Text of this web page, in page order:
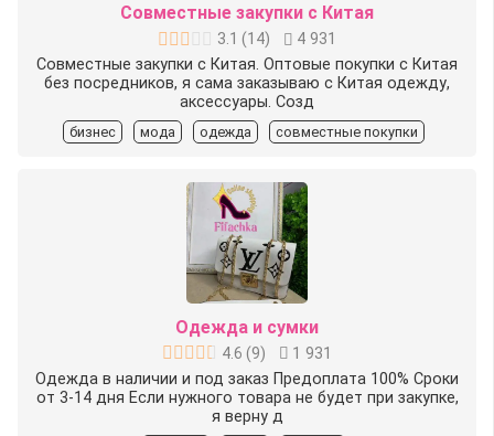
Совместные закупки с Китая
3.1 (14)
4 931
Совместные закупки с Китая. Оптовые покупки с Китая
без посредников, я сама заказываю с Китая одежду,
аксессуары. Созд
бизнес мода одежда совместные покупки
Oдежда и сумки
4.6 (9)
1 931
Одежда в наличии и под заказ Предоплата 100% Сроки
от 3-14 дня Если нужного товара не будет при закупке,
я верну д